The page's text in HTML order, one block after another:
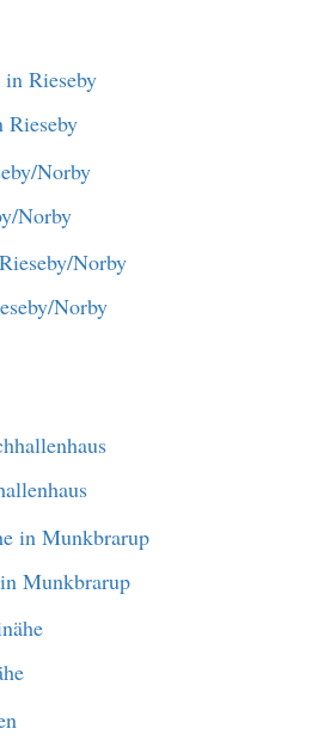
Norby
Norby
Munkbrarup